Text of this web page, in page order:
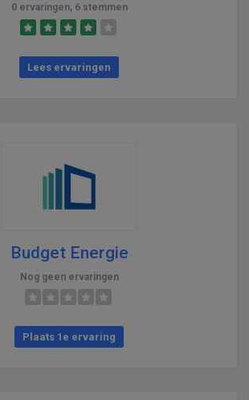
0 ervaringen, 6 stemmen
Lees ervaringen
Budget Energie
Nog geen ervaringen
Plaats 1e ervaring